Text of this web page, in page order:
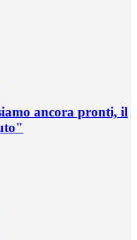
ancora pronti, il